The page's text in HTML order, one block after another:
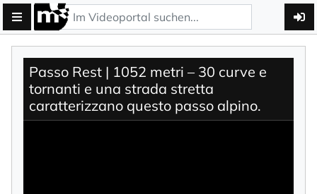
Passo Rest | 1052 metri – 30 curve e
tornanti e una strada stretta
caratterizzano questo passo alpino.